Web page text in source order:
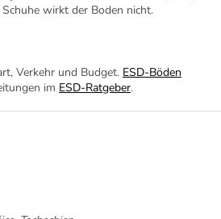
wirkt der Boden nicht.
Verkehr und Budget. ESD-Böden
im ESD-Ratgeber.